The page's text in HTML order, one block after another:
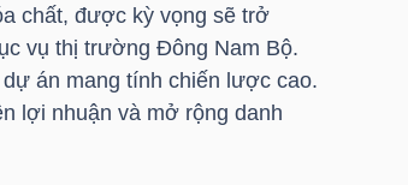
chất, được kỳ vọng sẽ trở
vụ thị trường Đông Nam Bộ.
án mang tính chiến lược cao.
lợi nhuận và mở rộng danh